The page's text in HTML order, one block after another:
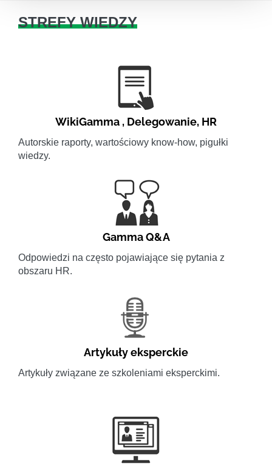
STREFY WIEDZY
WikiGamma , Delegowanie, HR
Autorskie raporty, wartościowy know-how, pigułki
wiedzy.
Gamma Q&A
Odpowiedzi na często pojawiające się pytania z
obszaru HR.
Artykuły eksperckie
Artykuły związane ze szkoleniami eksperckimi.